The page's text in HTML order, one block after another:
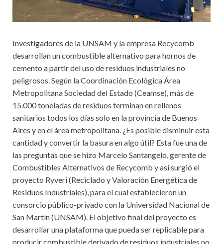
Investigadores de la UNSAM y la empresa Recycomb
desarrollan un combustible alternativo para hornos de
cemento a partir del uso de residuos industriales no
peligrosos. Según la Coordinación Ecológica Área
Metropolitana Sociedad del Estado (Ceamse), más de
15.000 toneladas de residuos terminan en rellenos
sanitarios todos los días solo en la provincia de Buenos
Aires y en el área metropolitana. ¿Es posible disminuir esta
cantidad y convertir la basura en algo útil? Esta fue una de
las preguntas que se hizo Marcelo Santangelo, gerente de
Combustibles Alternativos de Recycomb y así surgió el
proyecto Ryveri (Reciclado y Valoración Energética de
Residuos Industriales), para el cual establecieron un
consorcio público-privado con la Universidad Nacional de
San Martín (UNSAM). El objetivo final del proyecto es
desarrollar una plataforma que pueda ser replicable para
producir combustible derivado de residuos industriales no